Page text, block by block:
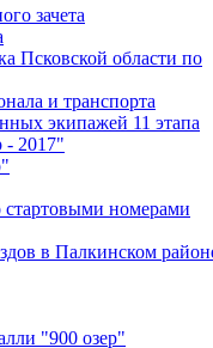
зачета
Псковской области по
и транспорта
экипажей 11 этапа
- 2017"
номерами
в Палкинском
"900 озер"